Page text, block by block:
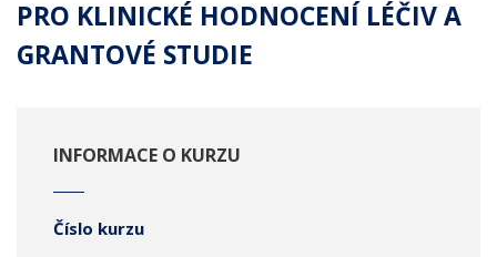
PRO KLINICKÉ HODNOCENÍ LÉČIV A
GRANTOVÉ STUDIE
INFORMACE O KURZU
Číslo kurzu